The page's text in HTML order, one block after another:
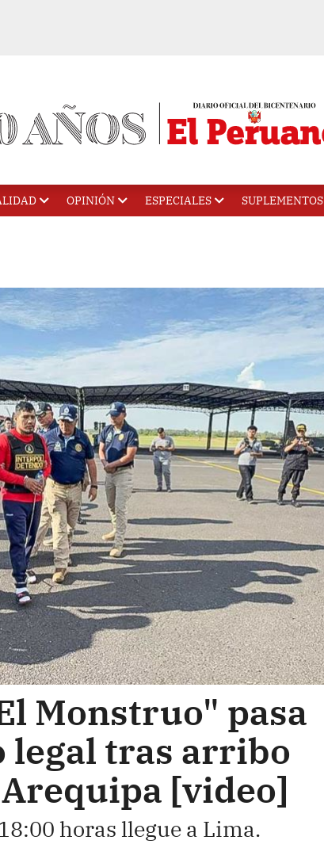
OPINIÓN ESPECIALES SUPLEMENTOS
Monstruo" pasa
legal tras arribo
[video]
horas llegue a Lima.